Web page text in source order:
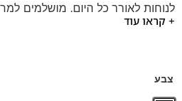
לנוחות לאורך כל היום. מושלמים
לכל אירוע. זמינים במידות גדולות 47-48!
+ קראו עוד
צבע